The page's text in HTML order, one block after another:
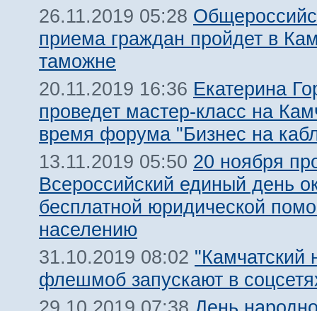
26.11.2019 05:28
приема граждан пройдет в
таможне
20.11.2019 16:36 Екатерина
проведет мастер-класс на
время форума "Бизнес на
13.11.2019 05:50 20 ноября
Всероссийский единый день
бесплатной юридической
населению
31.10.2019 08:02 "Камчатский
флешмоб запускают в